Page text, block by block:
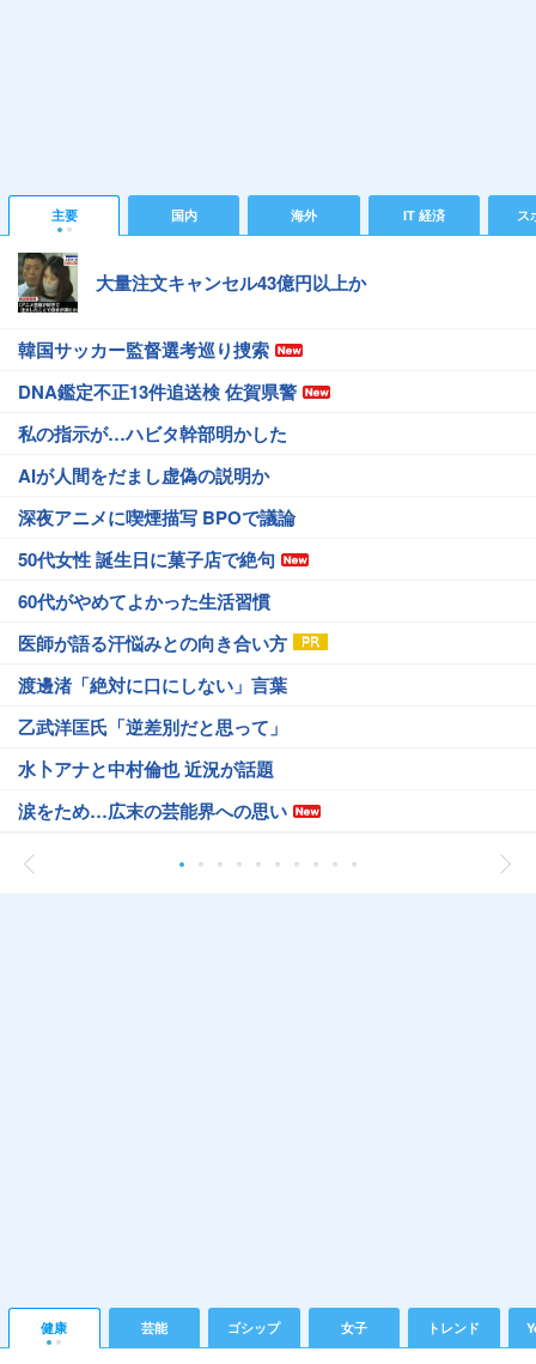
主要 国内 海外 IT 経済 ス
大量注文キャンセル43億円以上か
韓国サッカー監督選考巡り捜索
DNA鑑定不正13件追送検 佐賀県警
私の指示が…ハビタ幹部明かした
AIが人間をだまし虚偽の説明か
深夜アニメに喫煙描写 BPOで議論
50代女性 誕生日に菓子店で絶句
60代がやめてよかった生活習慣
医師が語る汗悩みとの向き合い方
渡邊渚「絶対に口にしない」言葉
乙武洋匡氏「逆差別だと思って」
水卜アナと中村倫也 近況が話題
涙をため…広末の芸能界への思い
健康 芸能 ゴシップ 女子 トレンド